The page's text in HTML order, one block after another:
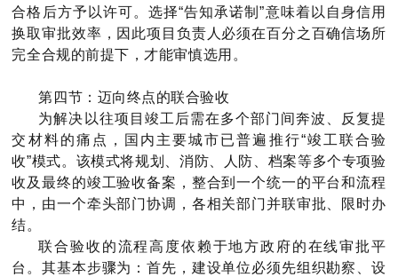
合格后方予以许可。选择“告知承诺制”意味着以自身信用
换取审批效率，因此项目负责人必须在百分之百确信场所
完全合规的前提下，才能审慎选用。
第四节：迈向终点的联合验收
为解决以往项目竣工后需在多个部门间奔波、反复提
交材料的痛点，国内主要城市已普遍推行“竣工联合验
收”模式。该模式将规划、消防、人防、档案等多个专项验
收及最终的竣工验收备案，整合到一个统一的平台和流程
中，由一个牵头部门协调，各相关部门并联审批、限时办
结。
联合验收的流程高度依赖于地方政府的在线审批平
台。其基本步骤为：首先，建设单位必须先组织勘察、设